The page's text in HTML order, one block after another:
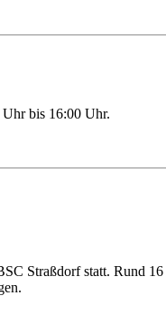
Uhr bis 16:00 Uhr.
Straßdorf statt. Rund 16